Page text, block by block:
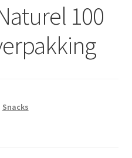
100
Snacks